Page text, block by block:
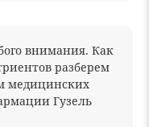
внимания. Как
разберем
медицинских
Гузель